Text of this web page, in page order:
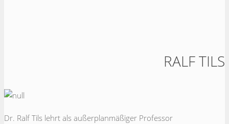
RALF TILS
Dr. Ralf Tils lehrt als außerplanmäßiger Professor